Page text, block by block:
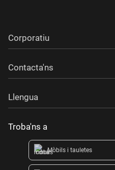
Corporatiu
Contacta'ns
Llengua
Troba'ns a
Mòbils i tauletes